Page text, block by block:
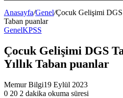
Anasayfa/Genel/Çocuk Gelişimi DGS
Taban puanlar
GenelKPSS
Çocuk Gelişimi DGS
Yıllık Taban puanlar
Memur Bilgi19 Eylül 2023
0 20 2 dakika okuma süresi